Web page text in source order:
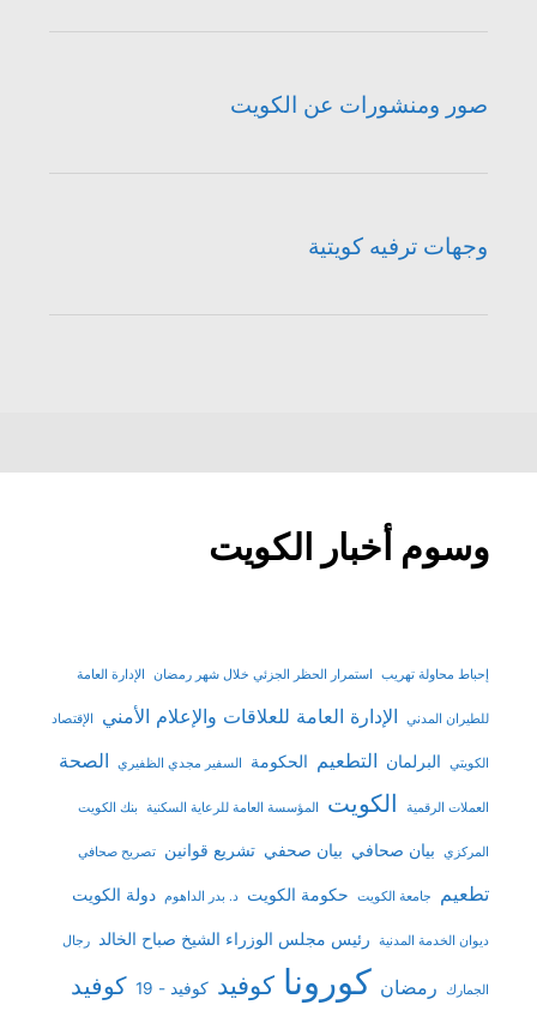
صور ومنشورات عن الكويت
وجهات ترفيه كويتية
وسوم أخبار الكويت
إحباط محاولة تهريب استمرار الحظر الجزئي خلال شهر رمضان الإدارة العامة
للطيران المدني الإدارة العامة للعلاقات والإعلام الأمني الإقتصاد
الكويتي البرلمان التطعيم الحكومة السفير مجدي الظفيري الصحة
العملات الرقمية الكويت المؤسسة العامة للرعاية السكنية بنك الكويت
المركزي بيان صحافي بيان صحفي تشريع قوانين تصريح صحافي
تطعيم جامعة الكويت حكومة الكويت د. بدر الداهوم دولة الكويت
ديوان الخدمة المدنية رئيس مجلس الوزراء الشيخ صباح الخالد رجال
الجمارك رمضان كورونا كوفيد كوفيد - 19 كوفيد